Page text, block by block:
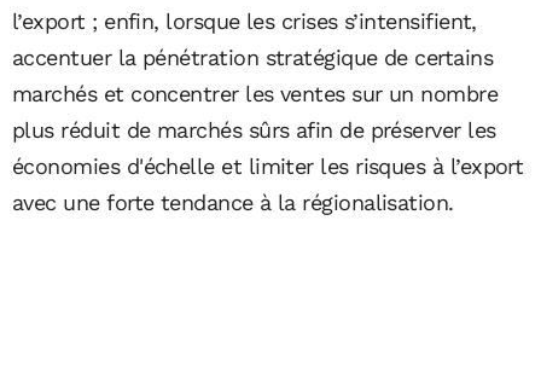
l’export ; enfin, lorsque les crises s’intensifient,
accentuer la pénétration stratégique de certains
marchés et concentrer les ventes sur un nombre
plus réduit de marchés sûrs afin de préserver les
économies d'échelle et limiter les risques à l’export
avec une forte tendance à la régionalisation.